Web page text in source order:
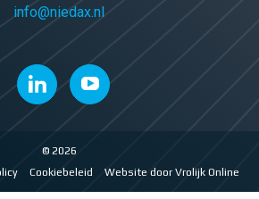
info@niedax.nl
© 2026
Cookiebeleid Website door Vrolijk Online